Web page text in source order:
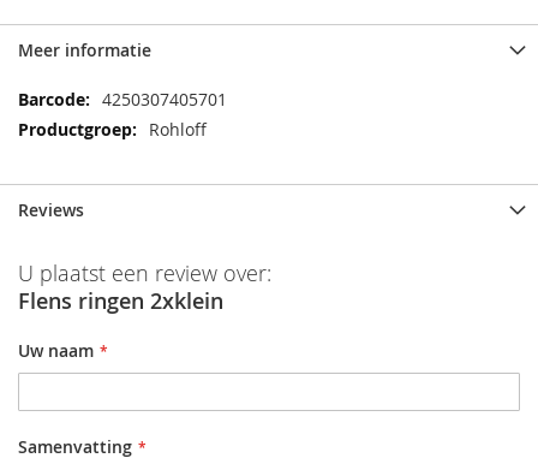
Meer informatie
Meer
informatie
4250307405701
Rohloff
Reviews
U plaatst een review over:
Flens ringen 2xklein
Uw naam
Samenvatting